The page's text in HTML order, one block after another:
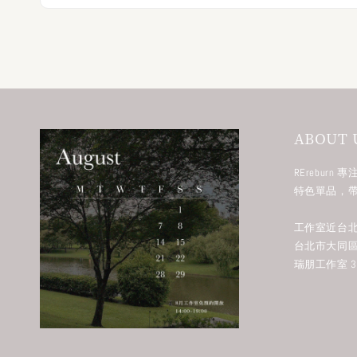
ABOUT
REreburn 專
特色單品，
工作室近台
台北市大同
瑞朋工作室